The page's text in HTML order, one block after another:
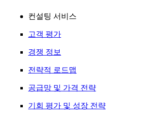
컨설팅 서비스
고객 평가
경쟁 정보
전략적 로드맵
공급망 및 가격 전략
기회 평가 및 성장 전략